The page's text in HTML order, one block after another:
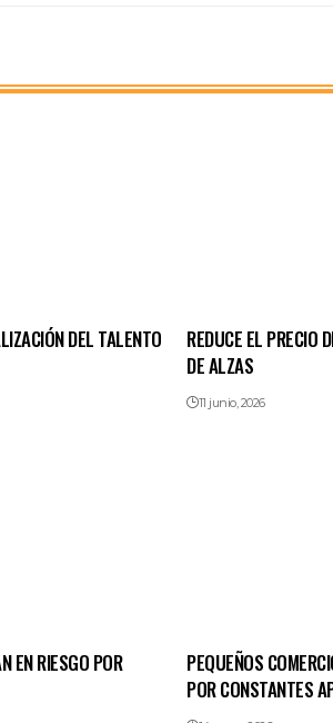
DEL TALENTO
REDUCE EL PRECIO
DE ALZAS
11 junio, 2026
EN RIESGO POR
PEQUEÑOS
POR CONSTANTES